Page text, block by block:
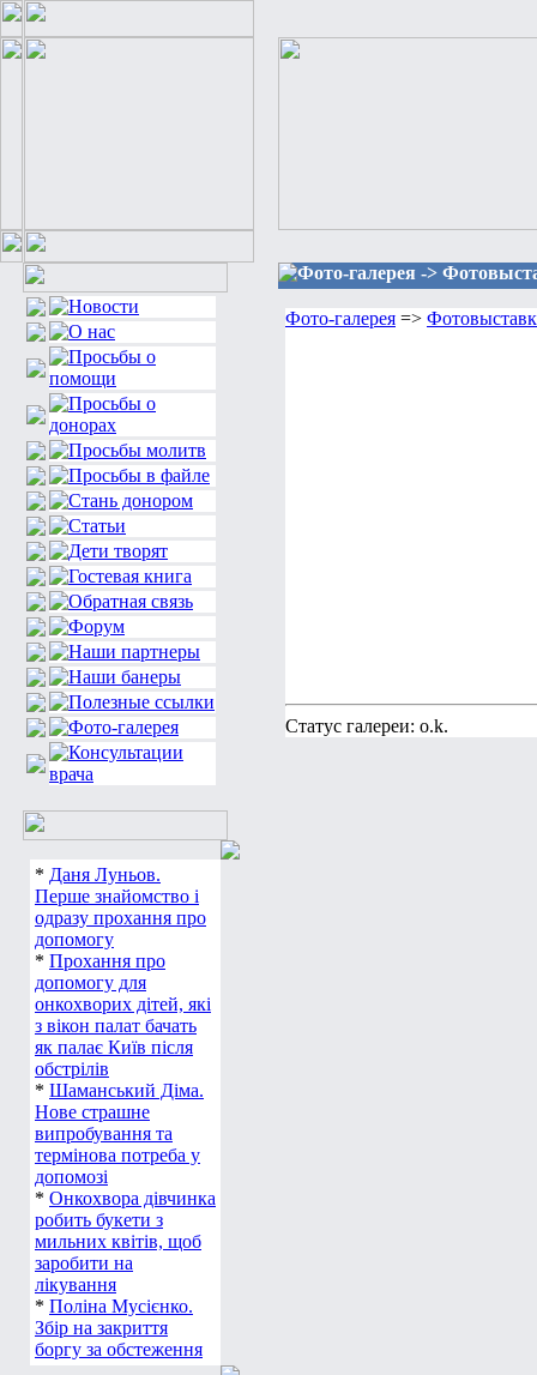
* Даня Луньов.
Перше знайомство і
одразу прохання про
допомогу
* Прохання про
допомогу для
онкохворих дітей, які
з вікон палат бачать
як палає Київ після
обстрілів
* Шаманський Діма.
Нове страшне
випробування та
термінова потреба у
допомозі
* Онкохвора дівчинка
робить букети з
мильних квітів, щоб
заробити на
лікування
* Поліна Мусієнко.
Збір на закриття
боргу за обстеження
Фото-галерея ->
Фото-галерея =>
Статус галереи: o.k.